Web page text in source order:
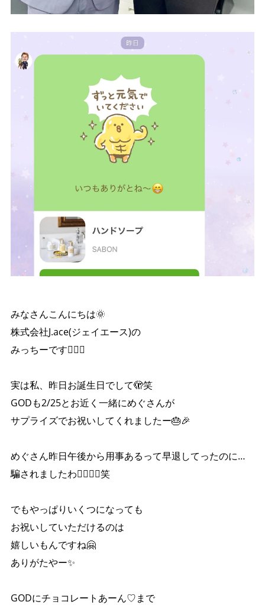
みなさんこんにちは🌞
株式会社J.ace(ジェイエース)の
みっちーです🙋‍♀️✨
実は私、昨日お誕生日でして🫣笑
GODも2/25とお近く一緒にめぐさんが
サプライズでお祝いしてくれましたー🎂🎉
めぐさん昨日午後から用事あるって早退してったのに…
騙されましたわ😵‍💫🙌🏻笑
でもやっぱりいくつになっても
お祝いしていただけるのは
嬉しいもんですね🤗
ありがたやー✨
GODにチョコレートあーん♡まで